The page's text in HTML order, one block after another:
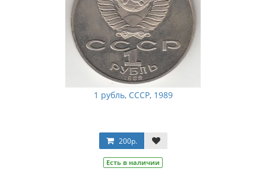
1 рубль, СССР, 1989
200р.
Есть в наличии